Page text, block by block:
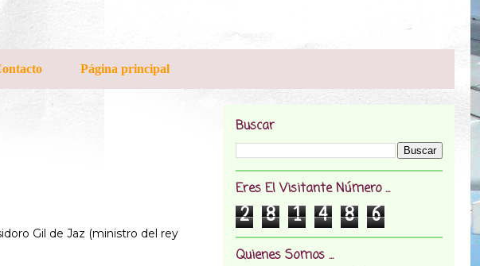
Página principal
Gil de Jaz (ministro del rey
Buscar
Eres El Visitante Número ...
2 8 1 4 8 6
Quienes Somos ...